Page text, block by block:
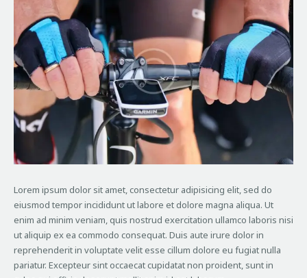
Lorem ipsum dolor sit amet, consectetur adipisicing elit, sed do
eiusmod tempor incididunt ut labore et dolore magna aliqua. Ut
enim ad minim veniam, quis nostrud exercitation ullamco laboris nisi
ut aliquip ex ea commodo consequat. Duis aute irure dolor in
reprehenderit in voluptate velit esse cillum dolore eu fugiat nulla
pariatur. Excepteur sint occaecat cupidatat non proident, sunt in